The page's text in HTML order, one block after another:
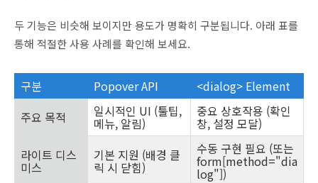
두 기능은 비슷해 보이지만 용도가 명확히 구분됩니다. 아래 표를
통해 적절한 사용 사례를 확인해 보세요.
구분 Popover API
<dialog> Element
주요 목적
일시적인 UI (툴팁,
메뉴, 알림)
중요 상호작용 (확인
창, 설정 모달)
라이트 디스
미스
기본 지원 (배경 클
릭 시 닫힘)
수동 구현 필요 (또는
form[method="dia
log"])